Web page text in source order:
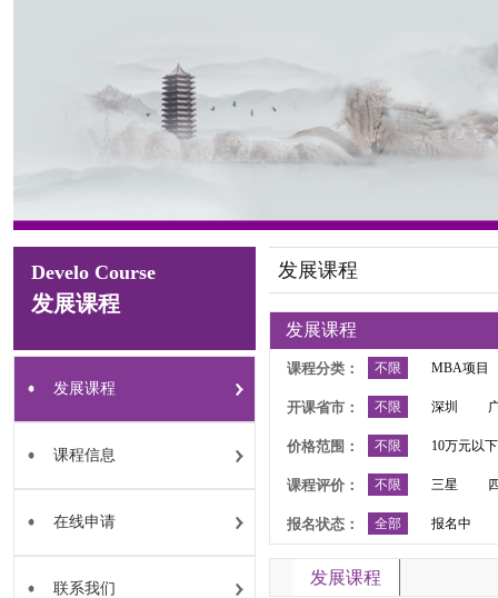
Develo Course
发展课程
发展课程
课程信息
在线申请
联系我们
发展课程
发展课程
课程分类： 不限 MBA项目
开课省市： 不限 深圳
价格范围： 不限 10万元以下
课程评价： 不限 三星
报名状态： 全部 报名中
发展课程